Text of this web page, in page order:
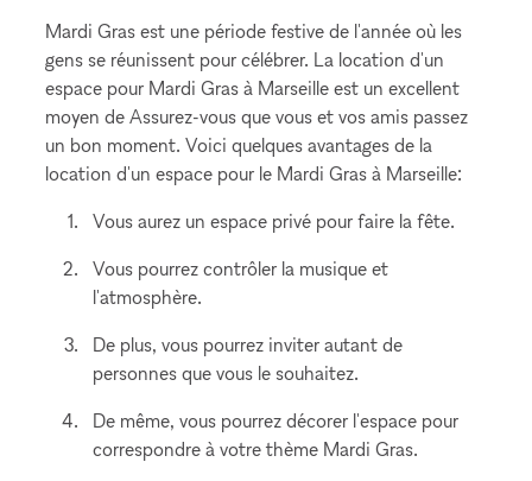
Mardi Gras est une période festive de l'année où les
gens se réunissent pour célébrer. La location d'un
espace pour Mardi Gras à Marseille est un excellent
moyen de Assurez-vous que vous et vos amis passez
un bon moment. Voici quelques avantages de la
location d'un espace pour le Mardi Gras à Marseille:
Vous aurez un espace privé pour faire la fête.
Vous pourrez contrôler la musique et
l'atmosphère.
De plus, vous pourrez inviter autant de
personnes que vous le souhaitez.
De même, vous pourrez décorer l'espace pour
correspondre à votre thème Mardi Gras.